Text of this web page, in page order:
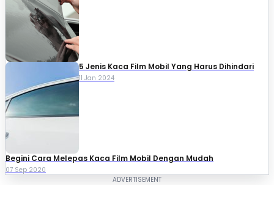
5 Jenis Kaca Film Mobil Yang Harus Dihindari
11 Jan 2024
Begini Cara Melepas Kaca Film Mobil Dengan Mudah
07 Sep 2020